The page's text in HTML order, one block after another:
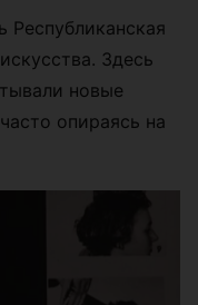
Республиканская
Здесь
новые
опираясь на